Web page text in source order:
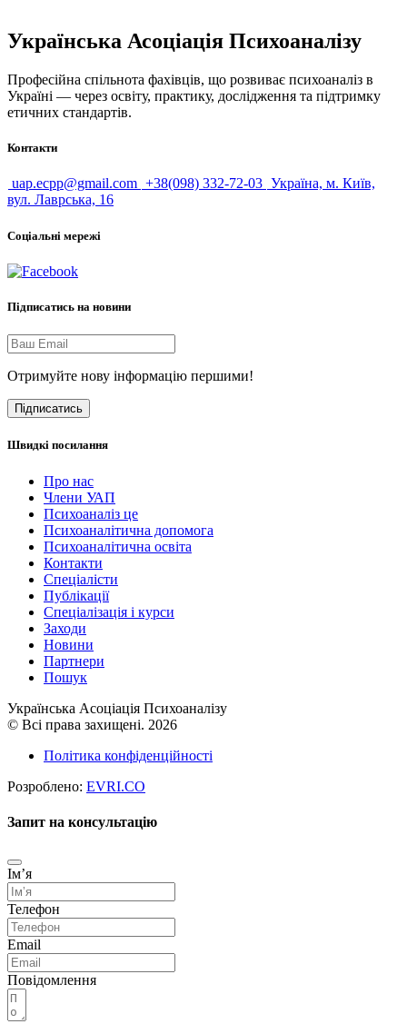
Українська Асоціація Психоаналізу
Професійна спільнота фахівців, що розвиває психоаналіз в
Україні — через освіту, практику, дослідження та підтримку
етичних стандартів.
Контакти
uap.ecpp@gmail.com +38(098) 332-72-03 Україна, м. Київ,
вул. Лаврська, 16
Соціальні мережі
Підписатись на новини
Отримуйте нову інформацію першими!
Підписатись
Швидкі посилання
Про нас
Члени УАП
Психоаналіз це
Психоаналітична допомога
Психоаналітична освіта
Контакти
Спеціалісти
Публікації
Cпеціалізація і курси
Заходи
Новини
Партнери
Пошук
Українська Асоціація Психоаналізу
© Всі права захищені. 2026
Політика конфіденційності
Розроблено: EVRI.CO
Запит на консультацію
Імʼя
Телефон
Email
Повідомлення